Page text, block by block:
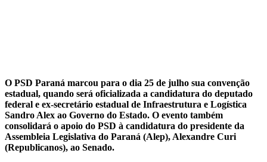
O PSD Paraná marcou para o dia 25 de julho sua convenção
estadual, quando será oficializada a candidatura do deputado
federal e ex-secretário estadual de Infraestrutura e Logística
Sandro Alex ao Governo do Estado. O evento também
consolidará o apoio do PSD à candidatura do presidente da
Assembleia Legislativa do Paraná (Alep), Alexandre Curi
(Republicanos), ao Senado.